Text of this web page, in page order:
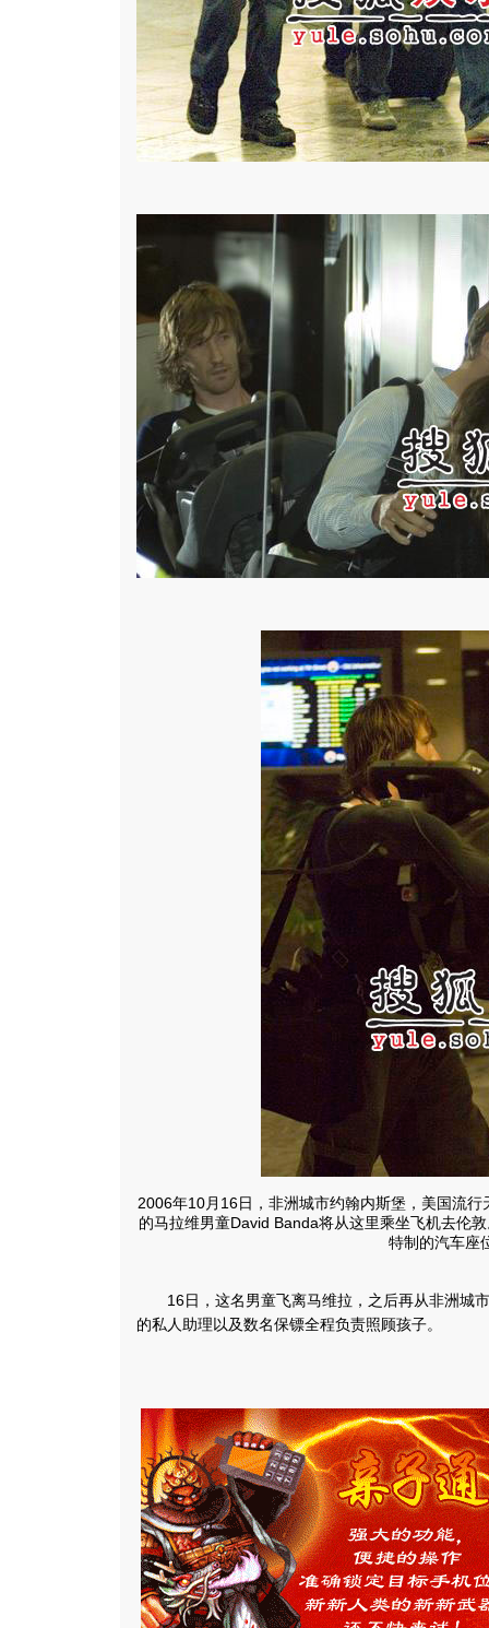
2006年10月16日，非洲城市约翰内斯堡，美国流
的马拉维男童David Banda将从这里乘坐飞机去伦
特制的汽车座
16日，这名男童飞离马维拉，之后再从非洲城
的私人助理以及数名保镖全程负责照顾孩子。